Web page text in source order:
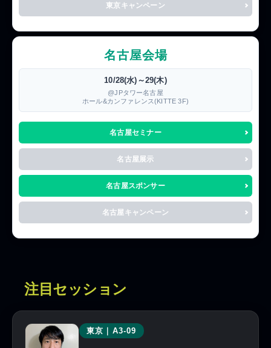
東京キャンペーン
名古屋会場
10/28(水)～29(木)
@JPタワー名古屋
ホール&カンファレンス(KITTE 3F)
名古屋セミナー
名古屋展示
名古屋スポンサー
名古屋キャンペーン
注目セッション
東京｜A3-09